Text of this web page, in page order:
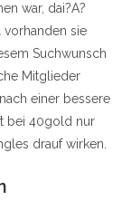
war, dai?A?
vorhanden sie
Suchwunsch
Mitglieder
einer bessere
bei 40gold nur
drauf wirken.